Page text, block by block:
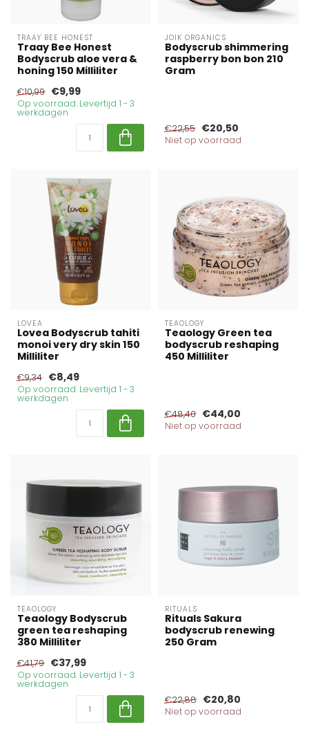
TRAAY BEE HONEST
Traay Bee Honest
Bodyscrub aloe vera &
honing 150 Milliliter
€10,99 €9,99
Op voorraad. Levertijd 1 - 3
werkdagen
JOIK ORGANICS
Bodyscrub shimmering
raspberry bon bon 210
Gram
€22,55 €20,50
Niet op voorraad
LOVEA
Lovea Bodyscrub tahiti
monoi very dry skin 150
Milliliter
€9,34 €8,49
Op voorraad. Levertijd 1 - 3
werkdagen
TEAOLOGY
Teaology Green tea
bodyscrub reshaping
450 Milliliter
€48,40 €44,00
Niet op voorraad
TEAOLOGY
Teaology Bodyscrub
green tea reshaping
380 Milliliter
€41,79 €37,99
Op voorraad. Levertijd 1 - 3
werkdagen
RITUALS
Rituals Sakura
bodyscrub renewing
250 Gram
€22,88 €20,80
Niet op voorraad